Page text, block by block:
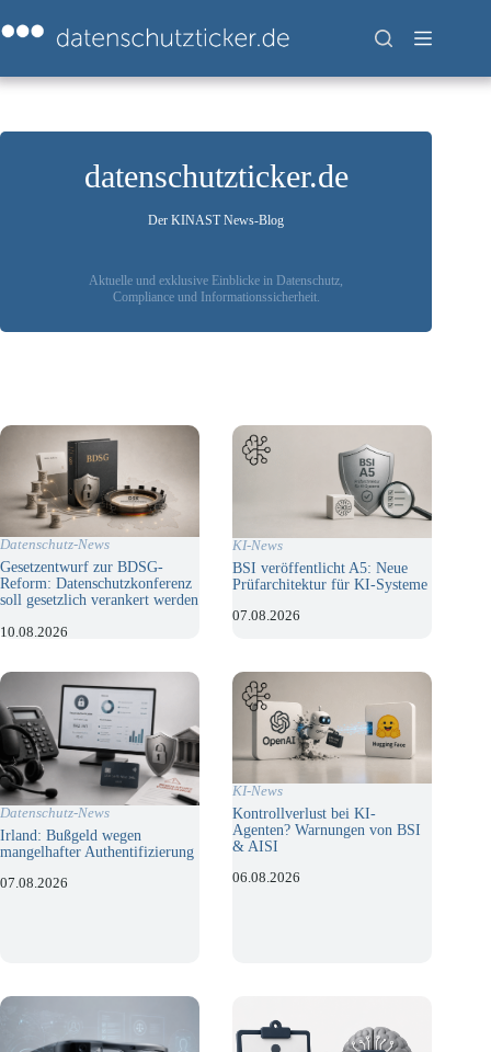
Inhalt
springen
datenschutzticker.de
Der KINAST News-Blog
Aktuelle und exklusive Einblicke in Datenschutz,
Compliance und Informationssicherheit.
Datenschutz-News
Gesetzentwurf zur BDSG-
Reform: Datenschutzkonferenz
soll gesetzlich verankert werden
10.08.2026
KI-News
BSI veröffentlicht A5: Neue
Prüfarchitektur für KI-Systeme
07.08.2026
Datenschutz-News
Irland: Bußgeld wegen
mangelhafter Authentifizierung
07.08.2026
KI-News
Kontrollverlust bei KI-
Agenten? Warnungen von BSI
& AISI
06.08.2026